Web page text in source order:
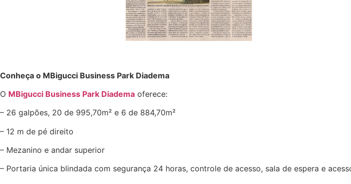
Conheça o MBigucci Business Park Diadema
O MBigucci Business Park Diadema oferece:
– 26 galpões, 20 de 995,70m² e 6 de 884,70m²
– 12 m de pé direito
– Mezanino e andar superior
– Portaria única blindada com segurança 24 horas, controle de acesso, sala de espera e